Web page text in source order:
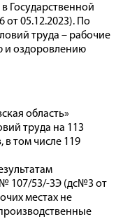
Государственной
от 05.12.2023). По
труда – рабочие
и оздоровлению
область»
труда на 113
в том числе 119
107/53/-ЗЭ (дс№3 от
местах не